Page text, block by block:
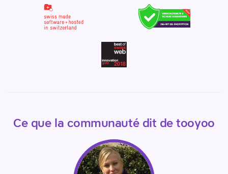
Ce que la communauté dit de tooyoo